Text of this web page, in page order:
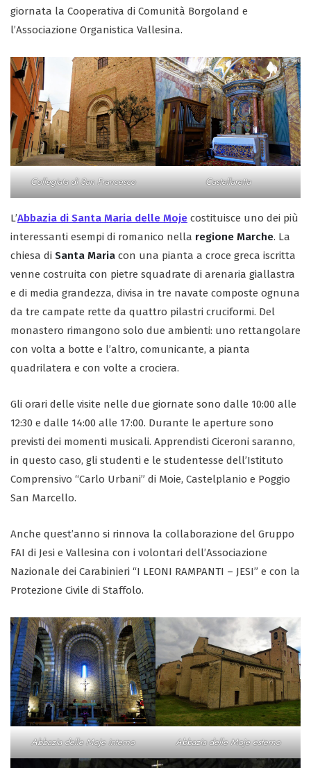
giornata la Cooperativa di Comunità Borgoland e
l’Associazione Organistica Vallesina.
Collegiata di San Francesco Castellaretta
L’Abbazia di Santa Maria delle Moje costituisce uno dei più
interessanti esempi di romanico nella regione Marche. La
chiesa di Santa Maria con una pianta a croce greca iscritta
venne costruita con pietre squadrate di arenaria giallastra
e di media grandezza, divisa in tre navate composte ognuna
da tre campate rette da quattro pilastri cruciformi. Del
monastero rimangono solo due ambienti: uno rettangolare
con volta a botte e l’altro, comunicante, a pianta
quadrilatera e con volte a crociera.
Gli orari delle visite nelle due giornate sono dalle 10:00 alle
12:30 e dalle 14:00 alle 17:00. Durante le aperture sono
previsti dei momenti musicali. Apprendisti Ciceroni saranno,
in questo caso, gli studenti e le studentesse dell’Istituto
Comprensivo “Carlo Urbani” di Moie, Castelplanio e Poggio
San Marcello.
Anche quest’anno si rinnova la collaborazione del Gruppo
FAI di Jesi e Vallesina con i volontari dell’Associazione
Nazionale dei Carabinieri “I LEONI RAMPANTI – JESI” e con la
Protezione Civile di Staffolo.
Abbazia delle Moje interno Abbazia delle Moje esterno